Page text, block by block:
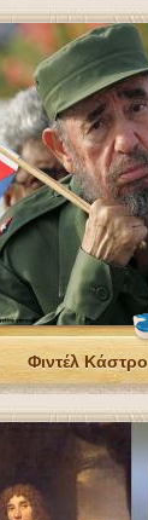
Φιντέλ Κάστρο